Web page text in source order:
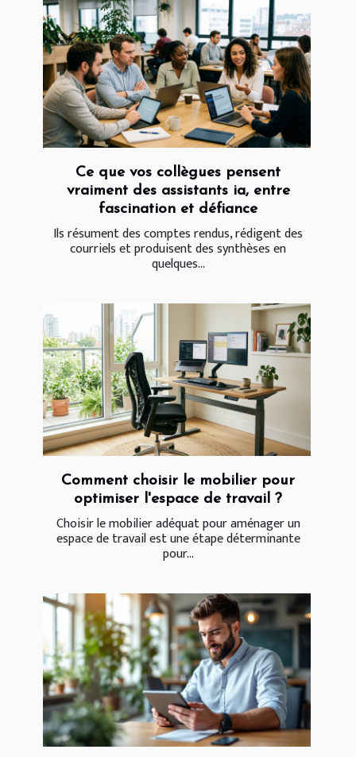
Ce que vos collègues pensent
vraiment des assistants ia, entre
fascination et défiance
Ils résument des comptes rendus, rédigent des
courriels et produisent des synthèses en
quelques...
Comment choisir le mobilier pour
optimiser l'espace de travail ?
Choisir le mobilier adéquat pour aménager un
espace de travail est une étape déterminante
pour...